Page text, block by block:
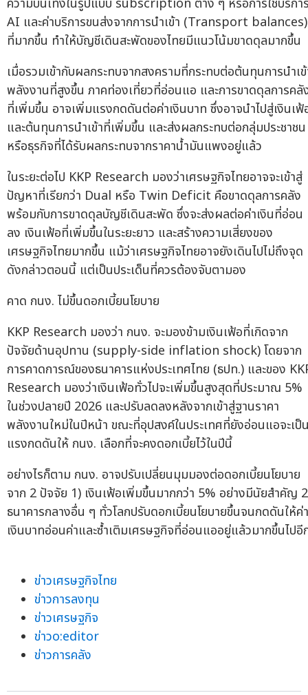
ความบันเทิงในรูปแบบ subscription ต่าง ๆ หรือการใช้บริกา
AI และค่าบริการขนส่งจากการนำเข้า (Transport balances)
ที่มากขึ้น ทำให้บัญชีเดินสะพัดของไทยมีแนวโน้มขาดดุลมากขึ้น
เมื่อรวมเข้ากับผลกระทบจากสงครามที่กระทบต่อต้นทุนการนำเ
พลังงานที่สูงขึ้น ภาคท่องเที่ยวที่อ่อนแอ และการขาดดุลการคลั
ที่เพิ่มขึ้น อาจเพิ่มแรงกดดันต่อค่าเงินบาท ซึ่งอาจนำไปสู่เงินเฟ้
และต้นทุนการนำเข้าที่เพิ่มขึ้น และส่งผลกระทบต่อกลุ่มประชาชน
หรือธุรกิจที่ได้รับผลกระทบจากราคาน้ำมันแพงอยู่แล้ว
ในระยะต่อไป KKP Research มองว่าเศรษฐกิจไทยอาจจะเข้าสู่
ปัญหาที่เรียกว่า Dual หรือ Twin Deficit คือขาดดุลการคลัง
พร้อมกับการขาดดุลบัญชีเดินสะพัด ซึ่งจะส่งผลต่อค่าเงินที่อ่อน
ลง เงินเฟ้อที่เพิ่มขึ้นในระยะยาว และสร้างความเสี่ยงของ
เศรษฐกิจไทยมากขึ้น แม้ว่าเศรษฐกิจไทยอาจยังเดินไปไม่ถึงจุด
ดังกล่าวตอนนี้ แต่เป็นประเด็นที่ควรต้องจับตามอง
คาด กนง. ไม่ขึ้นดอกเบี้ยนโยบาย
KKP Research มองว่า กนง. จะมองข้ามเงินเฟ้อที่เกิดจาก
ปัจจัยด้านอุปทาน (supply-side inflation shock) โดยจาก
การคาดการณ์ของธนาคารแห่งประเทศไทย (ธปท.) และของ
Research มองว่าเงินเฟ้อทั่วไปจะเพิ่มขึ้นสูงสุดที่ประมาณ 5%
ในช่วงปลายปี 2026 และปรับลดลงหลังจากเข้าสู่ฐานราคา
พลังงานใหม่ในปีหน้า ขณะที่อุปสงค์ในประเทศที่ยังอ่อนแอจะเป็
แรงกดดันให้ กนง. เลือกที่จะคงดอกเบี้ยไว้ในปีนี้
อย่างไรก็ตาม กนง. อาจปรับเปลี่ยนมุมมองต่อดอกเบี้ยนโยบาย
จาก 2 ปัจจัย 1) เงินเฟ้อเพิ่มขึ้นมากกว่า 5% อย่างมีนัยสำคัญ
ธนาคารกลางอื่น ๆ ทั่วโลกปรับดอกเบี้ยนโยบายขึ้นจนกดดันให้ค่า
เงินบาทอ่อนค่าและซ้ำเติมเศรษฐกิจที่อ่อนแออยู่แล้วมากขึ้นไปอี
ข่าวเศรษฐกิจไทย
ข่าวการลงทุน
ข่าวเศรษฐกิจ
ข่าวo:editor
ข่าวการคลัง